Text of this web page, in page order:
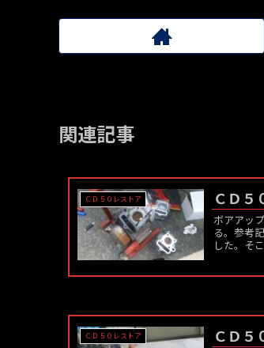
関連記事
ＣＤ５０レストア ＣＤ５
ボアアッ
る。参考
した。そ
ＣＤ５０レストア ＣＤ５